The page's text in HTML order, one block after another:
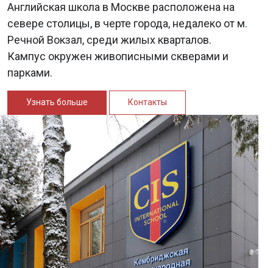
Английская школа в Москве расположена на
севере столицы, в черте города, недалеко от м.
Речной Вокзал, среди жилых кварталов.
Кампус окружен живописными скверами и
парками.
Узнать больше Контакты